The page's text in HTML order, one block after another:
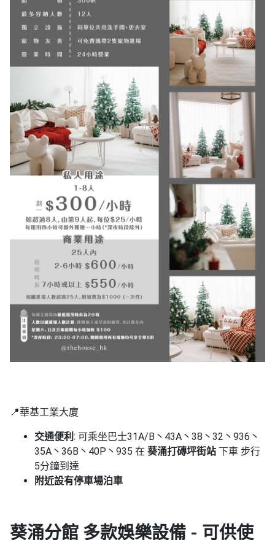
📍華基工業大廈
交通便利 : 可乘坐巴士31A/B丶43A丶38丶32丶936丶
35A丶36B丶40P丶935 在 葵涌打磚坪街站 下車 步行
5分鐘到達
附近設有停車場泊車
葵涌分館 多款娛樂設備 - 可供使